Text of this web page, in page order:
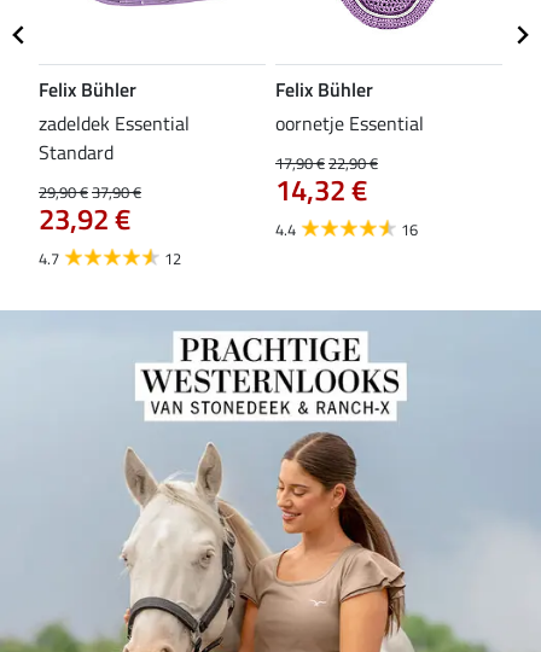
Felix Bühler
zadeldek Essential
Standard
29,90 €37,90 €
23,92 €
4.7 12
Felix Bühler
oornetje Essential
17,90 €22,90 €
14,32 €
4.4 16